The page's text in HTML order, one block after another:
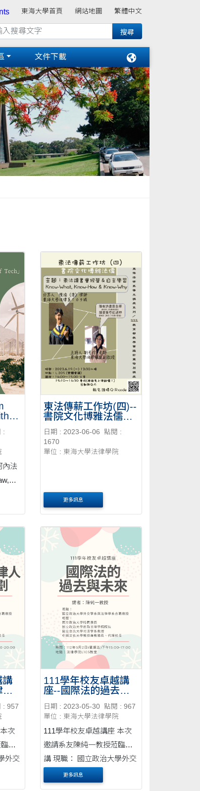
東海大學首頁 網站地圖 繁體中文
文件下載
:
內法
教
法律
Rule
東法傳薪工作坊(四)--
書院文化博雅法儒
2023/06/19
日期 : 2023-06-06
點閱 :
1670
單位 : 東海大學法律學院
更多訊息
講
人
: 957
次
演
外交
經
授
111學年校友卓越講
座--國際法的過去與
日期 : 2023-05-30 點閱 : 967
單位 : 東海大學法律學院
111學年校友卓越講座 本次
邀請系友陳純一教授蒞臨演
講 現職： 國立政治大學外交
學系與法律學系合聘教授 經
歷： 國立政治大學特聘教授
更多訊息